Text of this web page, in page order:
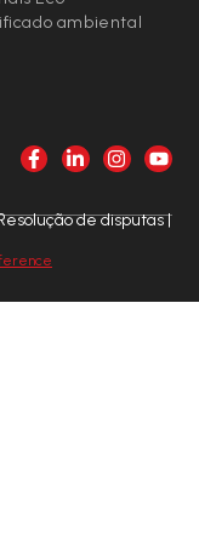
ambiental
de disputas |